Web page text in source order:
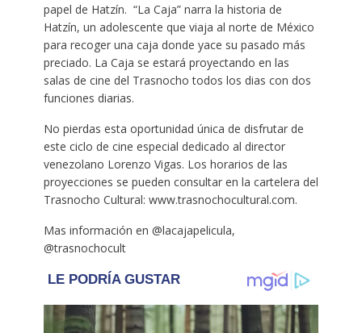
papel de Hatzín. “La Caja” narra la historia de
Hatzín, un adolescente que viaja al norte de México
para recoger una caja donde yace su pasado más
preciado. La Caja se estará proyectando en las
salas de cine del Trasnocho todos los dias con dos
funciones diarias.
No pierdas esta oportunidad única de disfrutar de
este ciclo de cine especial dedicado al director
venezolano Lorenzo Vigas. Los horarios de las
proyecciones se pueden consultar en la cartelera del
Trasnocho Cultural: www.trasnochocultural.com.
Mas información en @lacajapelicula,
@trasnochocult